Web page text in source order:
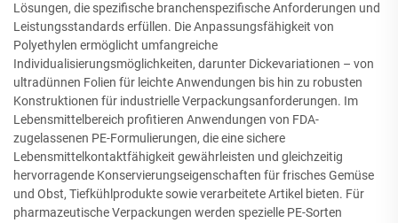
Lösungen, die spezifische branchenspezifische Anforderungen und
Leistungsstandards erfüllen. Die Anpassungsfähigkeit von
Polyethylen ermöglicht umfangreiche
Individualisierungsmöglichkeiten, darunter Dickevariationen – von
ultradünnen Folien für leichte Anwendungen bis hin zu robusten
Konstruktionen für industrielle Verpackungsanforderungen. Im
Lebensmittelbereich profitieren Anwendungen von FDA-
zugelassenen PE-Formulierungen, die eine sichere
Lebensmittelkontaktfähigkeit gewährleisten und gleichzeitig
hervorragende Konservierungseigenschaften für frisches Gemüse
und Obst, Tiefkühlprodukte sowie verarbeitete Artikel bieten. Für
pharmazeutische Verpackungen werden spezielle PE-Sorten